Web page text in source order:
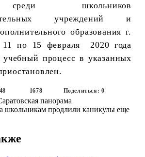
школьников
учреждений и
образования г.
по 15 февраля 2020 года
учебный процесс в указанных
1678 Поделиться: 0
панорама